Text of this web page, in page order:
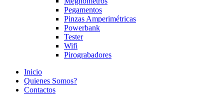
Pegamentos
Pinzas Amperimétricas
Powerbank
Tester
Wifi
Pirograbadores
Inicio
Quienes Somos?
Contactos